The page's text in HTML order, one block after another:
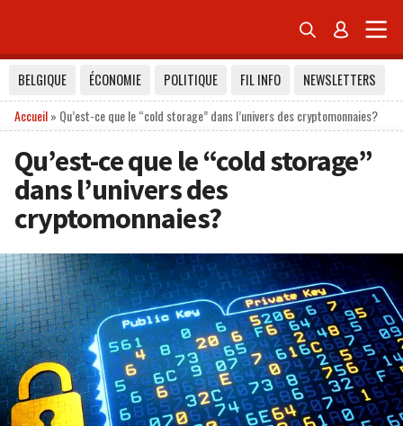
 
BELGIQUE ÉCONOMIE POLITIQUE FIL INFO
NEWSLETTERS
Accueil» Qu’est-ce que le “cold storage” dans l’univers des cryptomonnaies?
Qu’est-ce que le “cold storage”
dans l’univers des
cryptomonnaies?